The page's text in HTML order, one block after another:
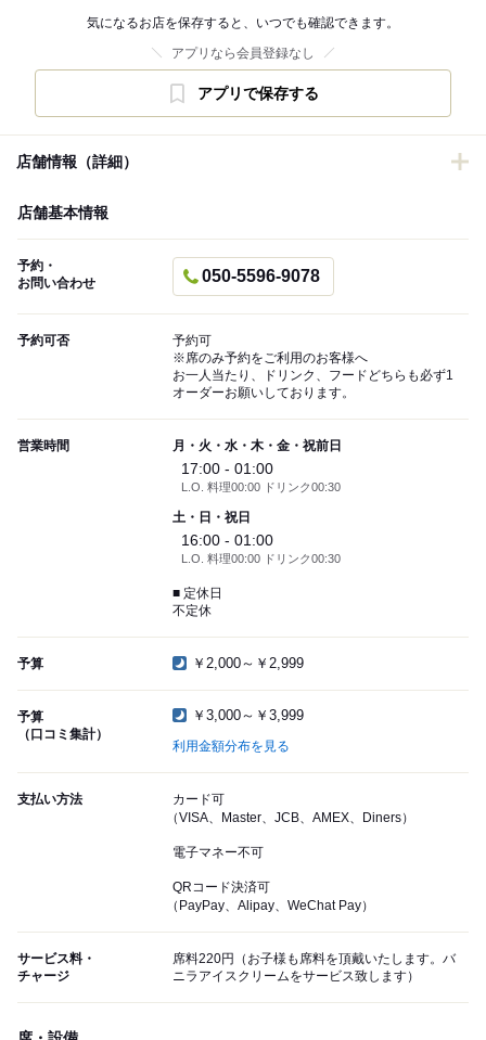
気になるお店を保存すると、いつでも確認できます。
アプリなら会員登録なし
アプリで保存する
店舗情報（詳細）
店舗基本情報
予約・
お問い合わせ
050-5596-9078
予約可否
予約可
※席のみ予約をご利用のお客様へ
お一人当たり、ドリンク、フードどちらも必ず1
オーダーお願いしております。
営業時間 月・火・水・木・金・祝前日
17:00 - 01:00
L.O. 料理00:00 ドリンク00:30
土・日・祝日
16:00 - 01:00
L.O. 料理00:00 ドリンク00:30
■ 定休日
不定休
予算 ￥2,000～￥2,999
予算
（口コミ集計）
￥3,000～￥3,999
利用金額分布を見る
支払い方法
カード可
（VISA、Master、JCB、AMEX、Diners）
電子マネー不可
QRコード決済可
（PayPay、Alipay、WeChat Pay）
サービス料・
チャージ
席料220円（お子様も席料を頂戴いたします。バ
ニラアイスクリームをサービス致します）